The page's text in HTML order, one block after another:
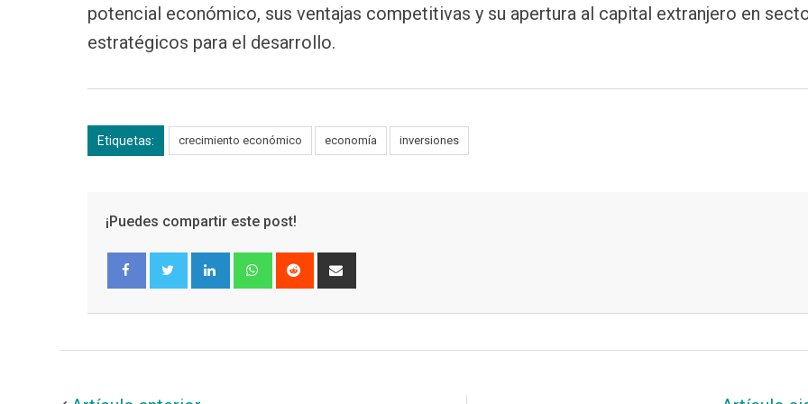
potencial económico, sus ventajas competitivas y su apertura al capital extranjero en
estratégicos para el desarrollo.
Etiquetas: crecimiento económico economía inversiones
¡Puedes compartir este post!
LinkedInWhatsapp
Reddit
via